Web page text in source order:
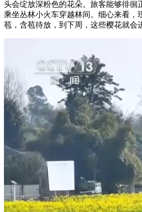
头会绽放深粉色的花朵。旅客能够徘徊
乘坐丛林小火车穿越林间。细心来看，
苞，含苞待放，到下周，这些樱花就会